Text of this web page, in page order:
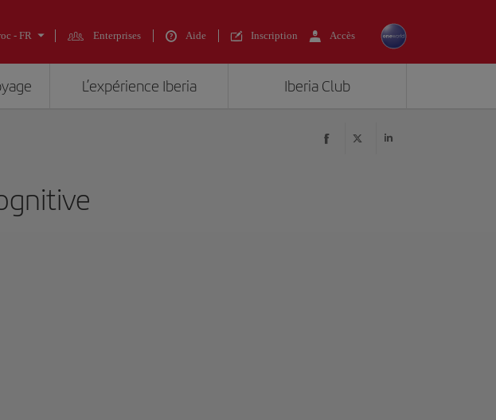
- FR Enterprises Aide Inscription Accès
L’expérience Iberia Iberia Club